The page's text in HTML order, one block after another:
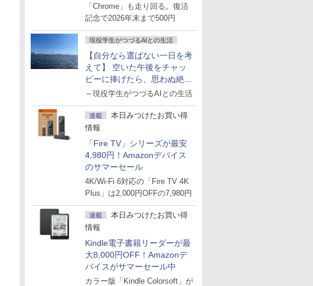
「Chrome」も走り回る。復活
記念で2026年末まで500円
現役学生がつづるAIとの生活
【自分なら選ばない一日を考
えて】 空いた午後をチャッ
ピーに捧げたら、思わぬ絶景
に出会った話
～現役学生がつづるAIとの生活
連載
本日みつけたお買い得
情報
「Fire TV」シリーズが最安
4,980円！Amazonデバイス
のサマーセール
4K/Wi-Fi 6対応の「Fire TV 4K
Plus」は2,000円OFFの7,980円
連載
本日みつけたお買い得
情報
Kindle電子書籍リーダーが最
大8,000円OFF！Amazonデ
バイスがサマーセール中
カラー版「Kindle Colorsoft」が